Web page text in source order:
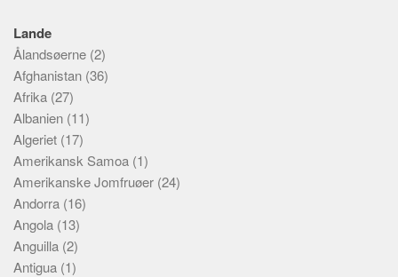
Personer
Steder
Kilder
Om
Webstedet
Forhistorien
Redigering
Tekstannoncer
Bannere
Lande
Ålandsøerne (2)
Afghanistan (36)
Afrika (27)
Albanien (11)
Algeriet (17)
Amerikansk Samoa (1)
Amerikanske Jomfruøer (24)
Andorra (16)
Angola (13)
Anguilla (2)
Antigua (1)